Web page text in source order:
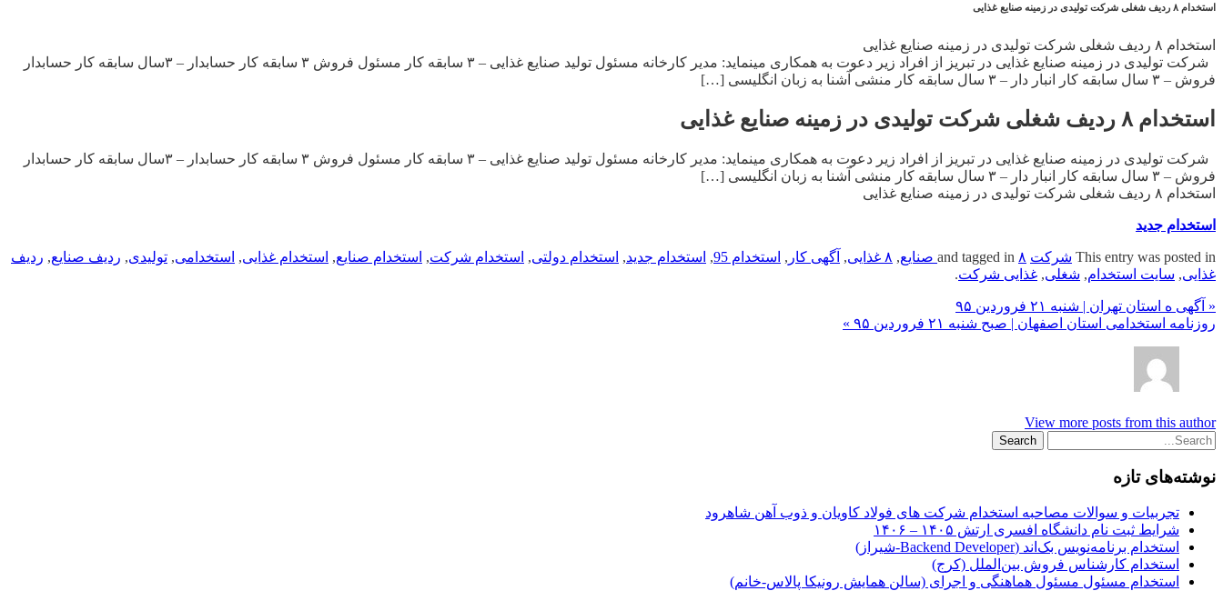
استخدام ۸ ردیف شغلی شرکت تولیدی در زمینه صنایع غذایی
استخدام ۸ ردیف شغلی شرکت تولیدی در زمینه صنایع غذایی
شرکت تولیدی در زمینه صنایع غذایی در تبریز از افراد زیر دعوت به همکاری مینماید: مدیر کارخانه مسئول تولید صنایع غذایی – ۳ سابقه کار مسئول فروش ۳ سابقه کار حسابدار – ۳سال سابقه کار حسابدار
فروش – ۳ سال سابقه کار انبار دار – ۳ سال سابقه کار منشی آشنا به زبان انگلیسی […]
استخدام ۸ ردیف شغلی شرکت تولیدی در زمینه صنایع غذایی
شرکت تولیدی در زمینه صنایع غذایی در تبریز از افراد زیر دعوت به همکاری مینماید: مدیر کارخانه مسئول تولید صنایع غذایی – ۳ سابقه کار مسئول فروش ۳ سابقه کار حسابدار – ۳سال سابقه کار حسابدار
فروش – ۳ سال سابقه کار انبار دار – ۳ سال سابقه کار منشی آشنا به زبان انگلیسی […]
استخدام ۸ ردیف شغلی شرکت تولیدی در زمینه صنایع غذایی
استخدام جدید
This entry was posted in شرکت ۸ صنایع , ۸ غذایی , آگهی کار , استخدام 95 , استخدام جدید, استخدام دولتی, استخدام شرکت, استخدام صنایع, استخدام غذایی, استخدامی, تولیدی, ردیف صنایع, ردیف
غذایی, سایت استخدام, شغلی, غذایی شرکت.
« آگهی ه استان تهران | شنبه ۲۱ فروردین ۹۵
روزنامه استخدامی استان اصفهان | صبح شنبه ۲۱ فروردین ۹۵ »
View more posts from this author
نوشته‌های تازه
تجربیات و سوالات مصاحبه استخدام شرکت های فولاد کاویان و ذوب آهن شاهرود
شرایط ثبت نام دانشگاه افسری ارتش ۱۴۰۵ – ۱۴۰۶
استخدام برنامه‌نویس بک‌اند (Backend Developer-شیراز)
استخدام کارشناس فروش بین‌الملل (کرج)
استخدام مسئول مسئول هماهنگی و اجرای (سالن همایش رونیکا پالاس-خانم)